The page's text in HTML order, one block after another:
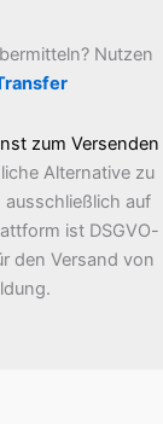
Nutzen
zum Versenden
Alternative zu
auf
ist DSGVO-
den Versand von